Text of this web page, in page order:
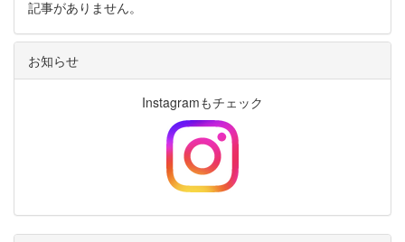
記事がありません。
お知らせ
Instagramもチェック